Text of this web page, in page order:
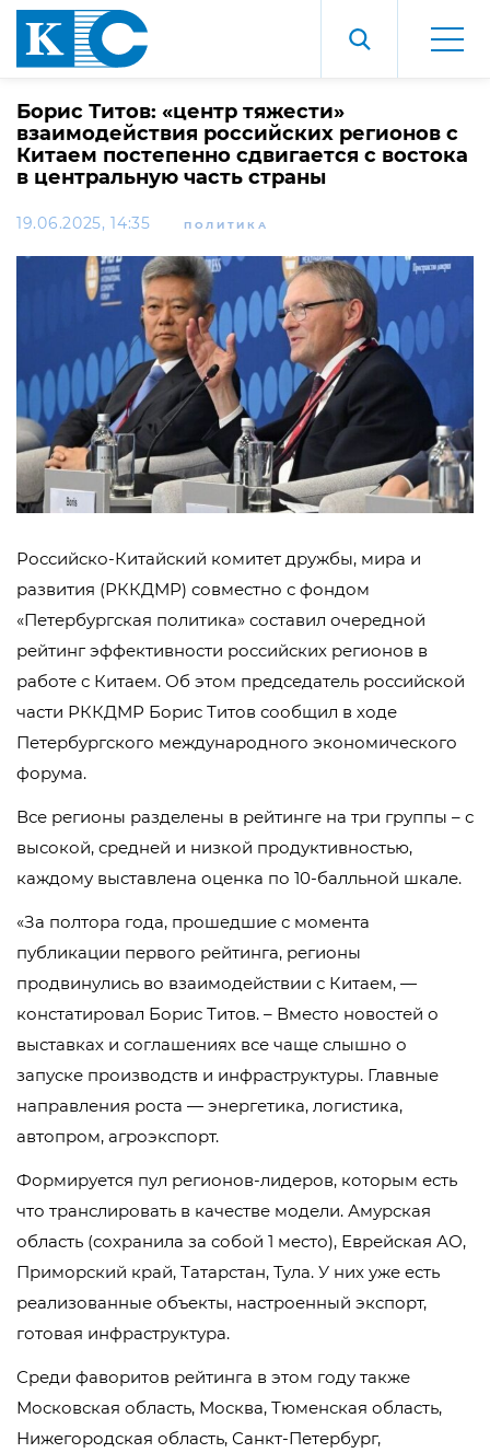
Борис Титов: «центр тяжести»
взаимодействия российских регионов с
Китаем постепенно сдвигается с востока
в центральную часть страны
19.06.2025, 14:35 ПОЛИТИКА
Российско-Китайский комитет дружбы, мира и
развития (РККДМР) совместно с фондом
«Петербургская политика» составил очередной
рейтинг эффективности российских регионов в
работе с Китаем. Об этом председатель российской
части РККДМР Борис Титов сообщил в ходе
Петербургского международного экономического
форума.
Все регионы разделены в рейтинге на три группы – с
высокой, средней и низкой продуктивностью,
каждому выставлена оценка по 10-балльной шкале.
«За полтора года, прошедшие с момента
публикации первого рейтинга, регионы
продвинулись во взаимодействии с Китаем, —
констатировал Борис Титов. – Вместо новостей о
выставках и соглашениях все чаще слышно о
запуске производств и инфраструктуры. Главные
направления роста — энергетика, логистика,
автопром, агроэкспорт.
Формируется пул регионов-лидеров, которым есть
что транслировать в качестве модели. Амурская
область (сохранила за собой 1 место), Еврейская АО,
Приморский край, Татарстан, Тула. У них уже есть
реализованные объекты, настроенный экспорт,
готовая инфраструктура.
Среди фаворитов рейтинга в этом году также
Московская область, Москва, Тюменская область,
Нижегородская область, Санкт-Петербург,